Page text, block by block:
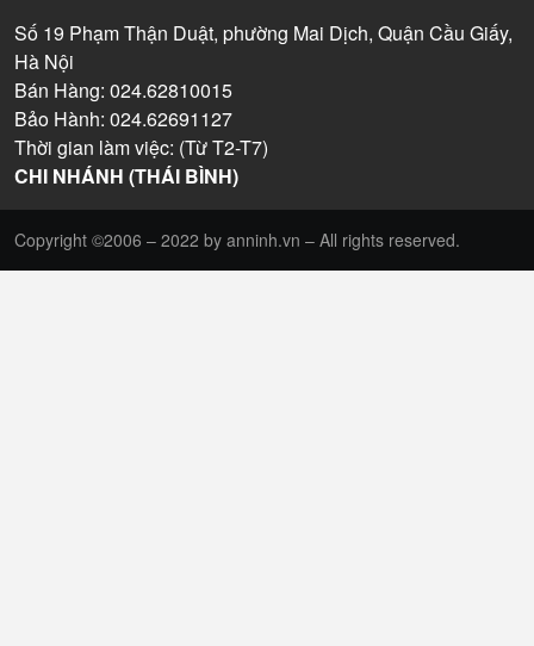
Số 19 Phạm Thận Duật, phường Mai Dịch, Quận Cầu Giấy,
Hà Nội
Bán Hàng: 024.62810015
Bảo Hành: 024.62691127
Thời gian làm việc: (Từ T2-T7)
CHI NHÁNH (THÁI BÌNH)
Copyright ©2006 – 2022 by anninh.vn – All rights reserved.